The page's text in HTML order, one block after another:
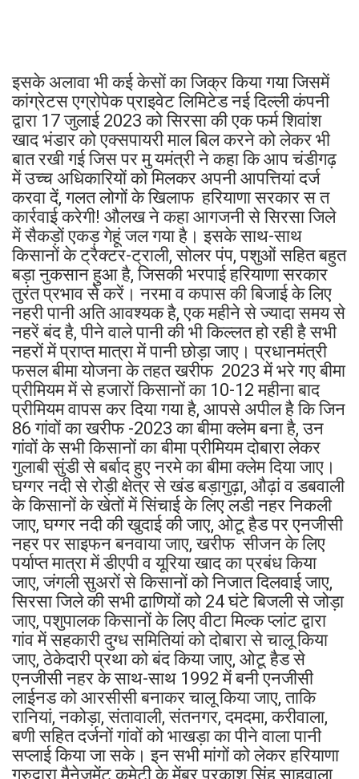
इसके अलावा भी कई केसों का जिक्र किया गया जिसमें
कांग्रेटस एग्रोपेक प्राइवेट लिमिटेड नई दिल्ली कंपनी
द्वारा 17 जुलाई 2023 को सिरसा की एक फर्म शिवांश
खाद भंडार को एक्सपायरी माल बिल करने को लेकर भी
बात रखी गई जिस पर मु यमंत्री ने कहा कि आप चंडीगढ़
में उच्च अधिकारियों को मिलकर अपनी आपत्तियां दर्ज
करवा दें, गलत लोगों के खिलाफ हरियाणा सरकार स त
कार्रवाई करेगी! औलख ने कहा आगजनी से सिरसा जिले
में सैकड़ों एकड़ गेहूं जल गया है। इसके साथ-साथ
किसानों के ट्रैक्टर-ट्राली, सोलर पंप, पशुओं सहित बहुत
बड़ा नुकसान हुआ है, जिसकी भरपाई हरियाणा सरकार
तुरंत प्रभाव से करें। नरमा व कपास की बिजाई के लिए
नहरी पानी अति आवश्यक है, एक महीने से ज्यादा समय से
नहरें बंद है, पीने वाले पानी की भी किल्लत हो रही है सभी
नहरों में प्राप्त मात्रा में पानी छोड़ा जाए। प्रधानमंत्री
फसल बीमा योजना के तहत खरीफ 2023 में भरे गए बीमा
प्रीमियम में से हजारों किसानों का 10-12 महीना बाद
प्रीमियम वापस कर दिया गया है, आपसे अपील है कि जिन
86 गांवों का खरीफ -2023 का बीमा क्लेम बना है, उन
गांवों के सभी किसानों का बीमा प्रीमियम दोबारा लेकर
गुलाबी सुंडी से बर्बाद हुए नरमे का बीमा क्लेम दिया जाए।
घग्गर नदी से रोड़ी क्षेत्र से खंड बड़ागुढ़ा, औढ़ां व डबवाली
के किसानों के खेतों में सिंचाई के लिए लडी नहर निकली
जाए, घग्गर नदी की खुदाई की जाए, ओटू हैड पर एनजीसी
नहर पर साइफन बनवाया जाए, खरीफ सीजन के लिए
पर्याप्त मात्रा में डीएपी व यूरिया खाद का प्रबंध किया
जाए, जंगली सुअरों से किसानों को निजात दिलवाई जाए,
सिरसा जिले की सभी ढाणियों को 24 घंटे बिजली से जोड़ा
जाए, पशुपालक किसानों के लिए वीटा मिल्क प्लांट द्वारा
गांव में सहकारी दुग्ध समितियां को दोबारा से चालू किया
जाए, ठेकेदारी प्रथा को बंद किया जाए, ओटू हैड से
एनजीसी नहर के साथ-साथ 1992 में बनी एनजीसी
लाईनड को आरसीसी बनाकर चालू किया जाए, ताकि
रानियां, नकोड़ा, संतावाली, संतनगर, दमदमा, करीवाला,
बणी सहित दर्जनों गांवों को भाखड़ा का पीने वाला पानी
सप्लाई किया जा सके। इन सभी मांगों को लेकर हरियाणा
गुरुद्वारा मैनेजमेंट कमेटी के मेंबर प्रकाश सिंह साहुवाला,